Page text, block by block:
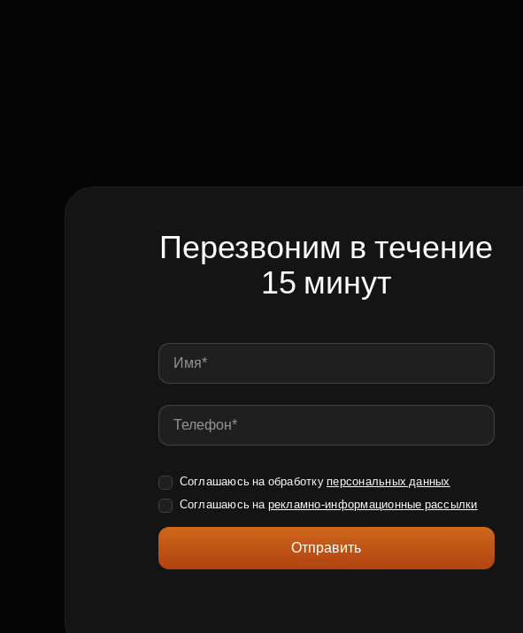
Перезвоним в течение
15 минут
Соглашаюсь на обработку персональных данных
Соглашаюсь на рекламно-информационные рассылки
Отправить